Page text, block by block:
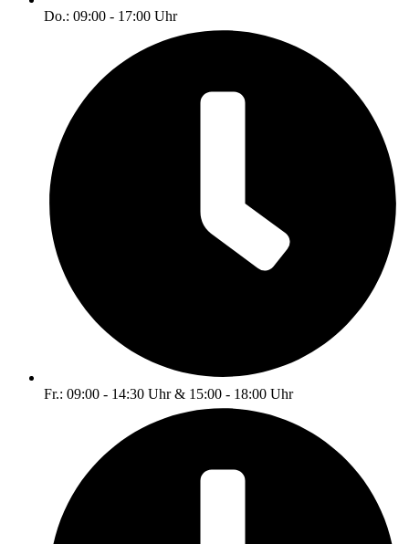
Do.: 09:00 - 17:00 Uhr
Fr.: 09:00 - 14:30 Uhr & 15:00 - 18:00 Uhr